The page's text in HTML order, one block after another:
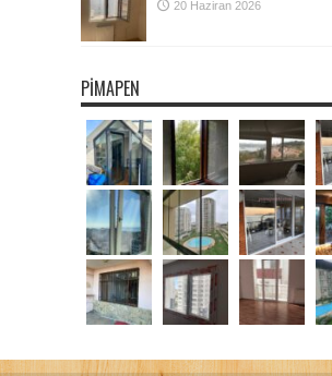
20 Haziran 2026
PIMAPEN